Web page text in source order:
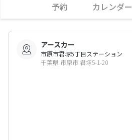
予約 カレンダー
アースカー
市原市君塚5丁目ステーション
千葉県 市原市 君塚5-1-20